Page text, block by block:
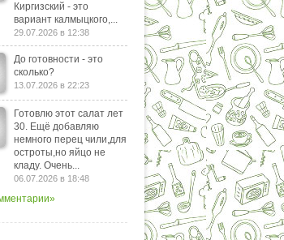
Киргизский - это
вариант калмыцкого,...
29.07.2026 в 12:38
До готовности - это
сколько?
13.07.2026 в 22:23
Готовлю этот салат лет
30. Ещё добавляю
немного перец чили,для
остроты,но яйцо не
кладу. Очень...
06.07.2026 в 18:48